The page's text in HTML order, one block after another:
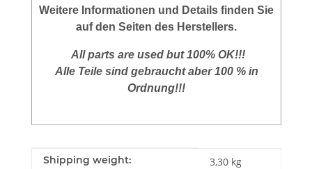
Weitere Informationen und Details finden Sie
auf den Seiten des Herstellers.
All parts are used but 100% OK!!!
Alle Teile sind gebraucht aber 100 % in
Ordnung!!!
Item information
Value
Shipping weight: 3,30 kg